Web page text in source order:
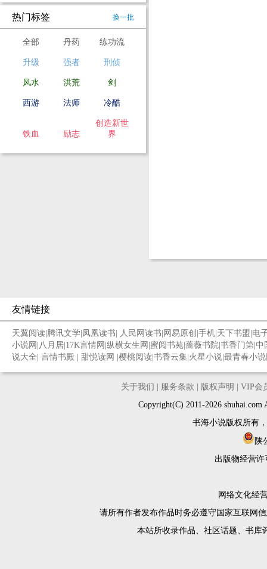
热门标签 换一批
全部 丹药 练功流
升级 强者 刑侦
风水 洪荒 剑
西游 法师 冷酷
铁血 励志
创造新世
界
友情链接
天翼阅读 腾讯文学 凤凰读书 人民网读书 网易原创 手机 天下书盟 电
小说网 八月居 17K言情网 纵横女生网 蜜阅书苑 蔷薇书院 书香门第 中
说大全 言情书殿 甜悦读网 樱桃阅读 书香云集 火星小说 最青春小
关于我们 服务条款 版权声明
VIP会
Copyright(C) 2011-2026
书海小说版权所有
陕
出版物经营许
网络文化经
请所有作者发布作品时务必遵守国家互联网
本站所收录作品、社区话题、书库